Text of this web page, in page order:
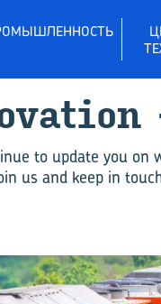
to update you
us and keep in